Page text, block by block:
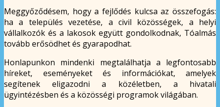
Meggyőződésem, hogy a fejlődés kulcsa az összefogás:
ha a település vezetése, a civil közösségek, a helyi
vállalkozók és a lakosok együtt gondolkodnak, Tóalmás
tovább erősödhet és gyarapodhat.
Honlapunkon mindenki megtalálhatja a legfontosabb
híreket, eseményeket és információkat, amelyek
segítenek eligazodni a közéletben, a hivatali
ügyintézésben és a közösségi programok világában.